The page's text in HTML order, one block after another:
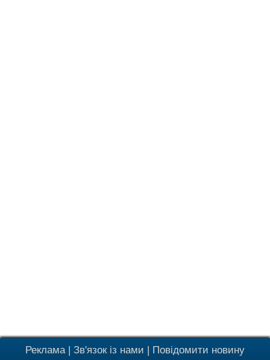
Реклама| Зв'язок із нами Повідомити новину